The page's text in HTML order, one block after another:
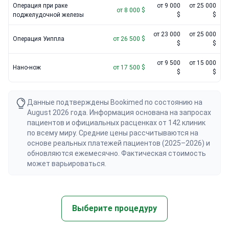
Операция при раке
поджелудочной железы
от 8 000 $
от 9 000
$
от 25 000
$
Операция Уиппла от 26 500 $
от 23 000
$
от 25 000
$
Нано-нож от 17 500 $
от 9 500
$
от 15 000
$
Данные подтверждены Bookimed по состоянию на
August 2026 года. Информация основана на запросах
пациентов и официальных расценках от 142 клиник
по всему миру. Средние цены рассчитываются на
основе реальных платежей пациентов (2025–2026) и
обновляются ежемесячно. Фактическая стоимость
может варьироваться.
Выберите процедуру